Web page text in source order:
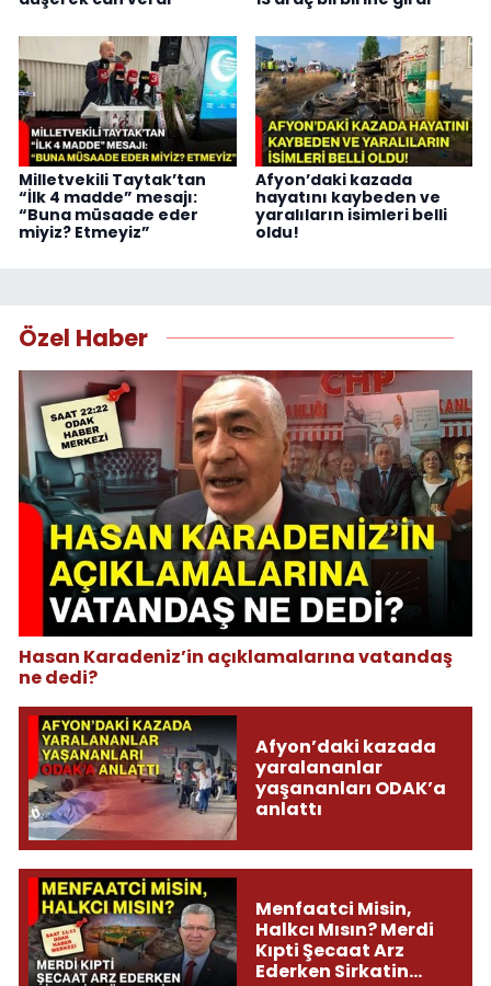
Milletvekili Taytak’tan
“İlk 4 madde” mesajı:
“Buna müsaade eder
miyiz? Etmeyiz”
Afyon’daki kazada
hayatını kaybeden ve
yaralıların isimleri belli
oldu!
Özel Haber
Hasan Karadeniz’in açıklamalarına vatandaş
ne dedi?
Afyon’daki kazada
yaralananlar
yaşananları ODAK’a
anlattı
Menfaatci Misin,
Halkcı Mısın? Merdi
Kıpti Şecaat Arz
Ederken Sirkatin